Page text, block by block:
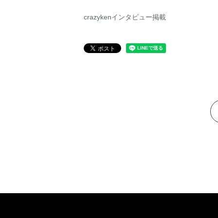
crazykenインタビュー掲載